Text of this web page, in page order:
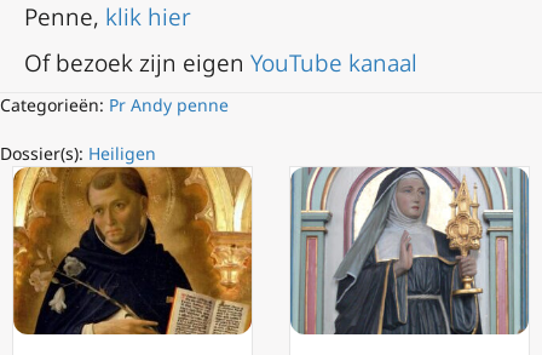
Penne, klik hier
Of bezoek zijn eigen YouTube kanaal
Categorieën: Pr Andy penne
Dossier(s): Heiligen